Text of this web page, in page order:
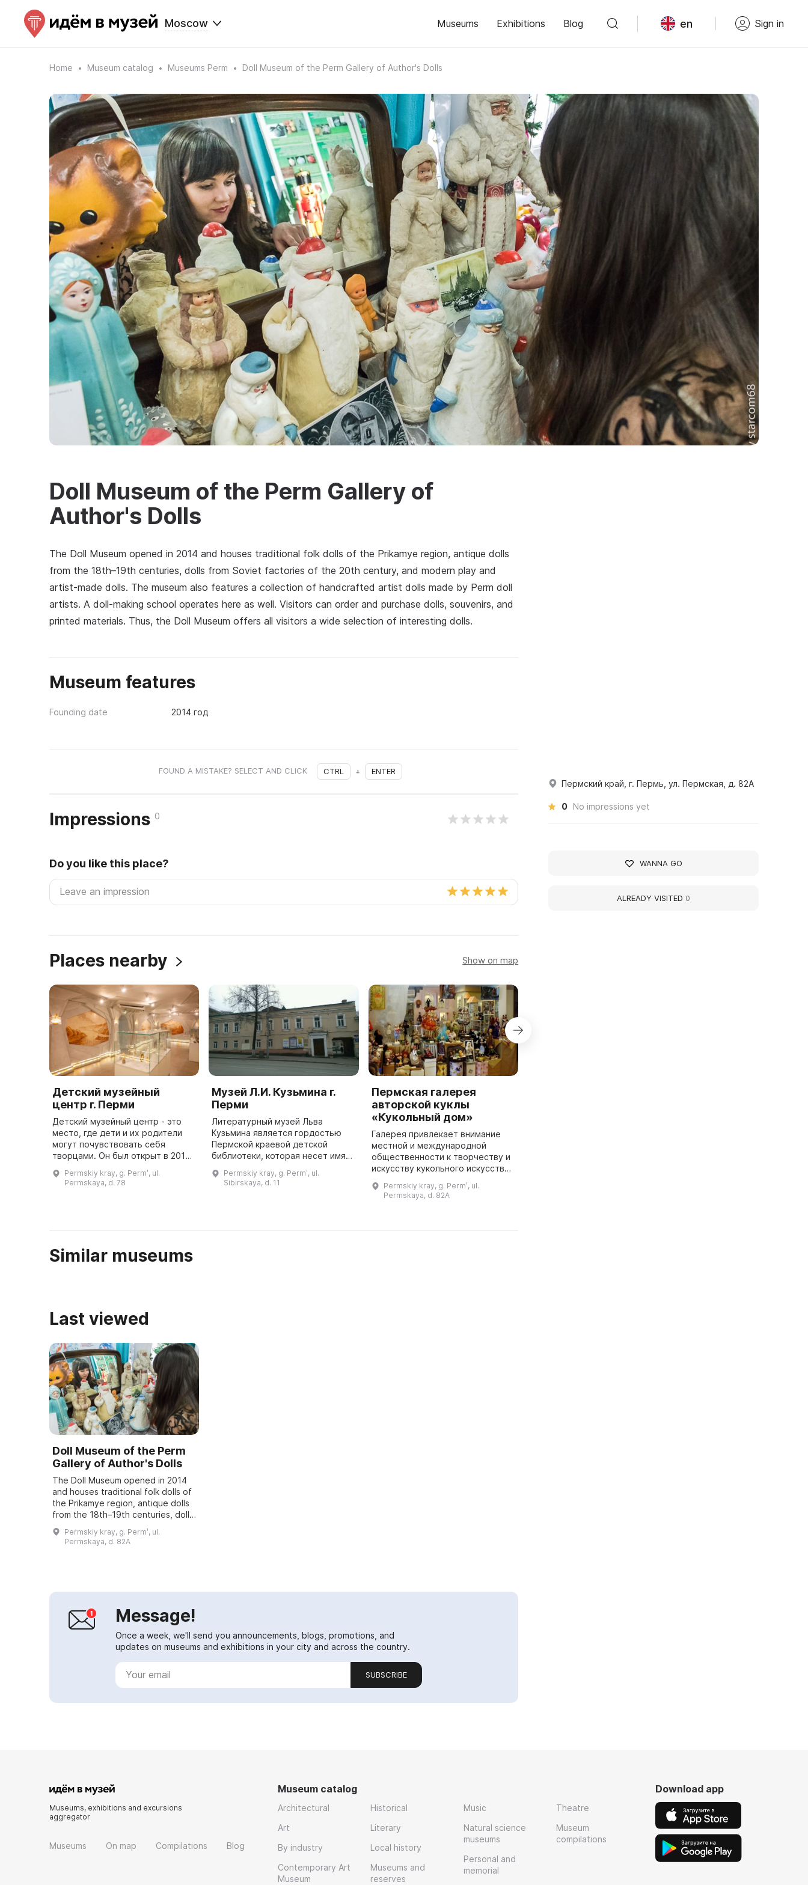
Moscow Museums Exhibitions Blog en Sign in
Home Museum catalog Museums Perm Doll Museum of the Perm Gallery of Author's Dolls
Doll Museum of the Perm Gallery of
Author's Dolls
The Doll Museum opened in 2014 and houses traditional folk dolls of the Prikamye region, antique dolls
from the 18th–19th centuries, dolls from Soviet factories of the 20th century, and modern play and
artist-made dolls. The museum also features a collection of handcrafted artist dolls made by Perm doll
artists. A doll-making school operates here as well. Visitors can order and purchase dolls, souvenirs, and
printed materials. Thus, the Doll Museum offers all visitors a wide selection of interesting dolls.
Museum features
Founding date 2014 год
FOUND A MISTAKE? SELECT AND CLICK CTRL + ENTER
Impressions 0
Do you like this place?
Places nearby Show on map
Детский музейный
центр г. Перми
Детский музейный центр - это
место, где дети и их родители
могут почувствовать себя
творцами. Он был открыт в 2015
в здании бывшего доходного
Permskiy kray, g. Permʹ, ul.
Permskaya, d. 78
Музей Л.И. Кузьмина г.
Перми
Литературный музей Льва
Кузьмина является гордостью
Пермской краевой детской
библиотеки, которая несет имя
пермяки знают его такие
произведения, как «Капитан Коко
Permskiy kray, g. Permʹ, ul.
Sibirskaya, d. 11
Пермская галерея
авторской куклы
«Кукольный дом»
Галерея привлекает внимание
местной и международной
общественности к творчеству и
искусству кукольного искусства.
куклы «Кукольный дом»
существует уже 10 лет и
Permskiy kray, g. Permʹ, ul.
Permskaya, d. 82A
Similar museums
Last viewed
Doll Museum of the Perm
Gallery of Author's Dolls
The Doll Museum opened in 2014
and houses traditional folk dolls of
the Prikamye region, antique dolls
from the 18th–19th centuries, dolls
from Soviet factories of the 20th
century, and modern play an...
Permskiy kray, g. Permʹ, ul.
Permskaya, d. 82A
Message!
Once a week, we'll send you announcements, blogs, promotions, and
updates on museums and exhibitions in your city and across the country.
SUBSCRIBE
Пермский край, г. Пермь, ул. Пермская, д. 82А
0 No impressions yet
WANNA GO
ALREADY VISITED 0
Museums, exhibitions and excursions
aggregator
Museums On map Compilations Blog
Museum catalog
Architectural
Art
By industry
Contemporary Art
Museum
Historical
Literary
Local history
Museums and
reserves
Music
Natural science
museums
Personal and
memorial
Theatre
Museum
compilations
Download app